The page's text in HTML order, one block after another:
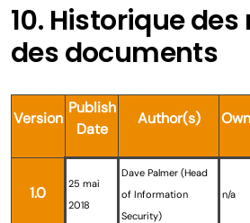
10. Historique
des documents
Version
Publish
Date
Author(s)
1.0
25 mai
2018
Dave Palmer (Head
of Information
Security)
n/a